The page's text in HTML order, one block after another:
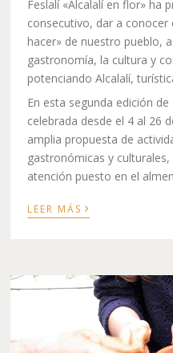
Feslalí «Alcalalí en flor» ha
consecutivo, dar a conocer
hacer» de nuestro pueblo,
gastronomía, la cultura y
potenciando Alcalalí,
En esta segunda edición
celebrada desde el 4 al 26
amplia propuesta de
gastronómicas y
atención puesto en el
LEER MÁS ›